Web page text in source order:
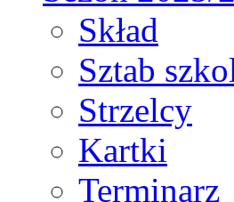
Skład
Sztab
Strzelcy
Kartki
Terminarz